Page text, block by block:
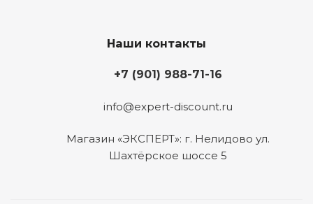
Наши контакты
+7 (901) 988-71-16
info@expert-discount.ru
Магазин «ЭКСПЕРТ»: г. Нелидово ул.
Шахтёрское шоссе 5